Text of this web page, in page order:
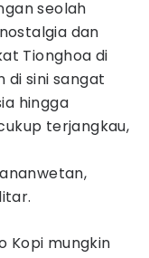
seolah
dan
Tionghoa di
di sini sangat
hingga
terjangkau,
Kopi mungkin